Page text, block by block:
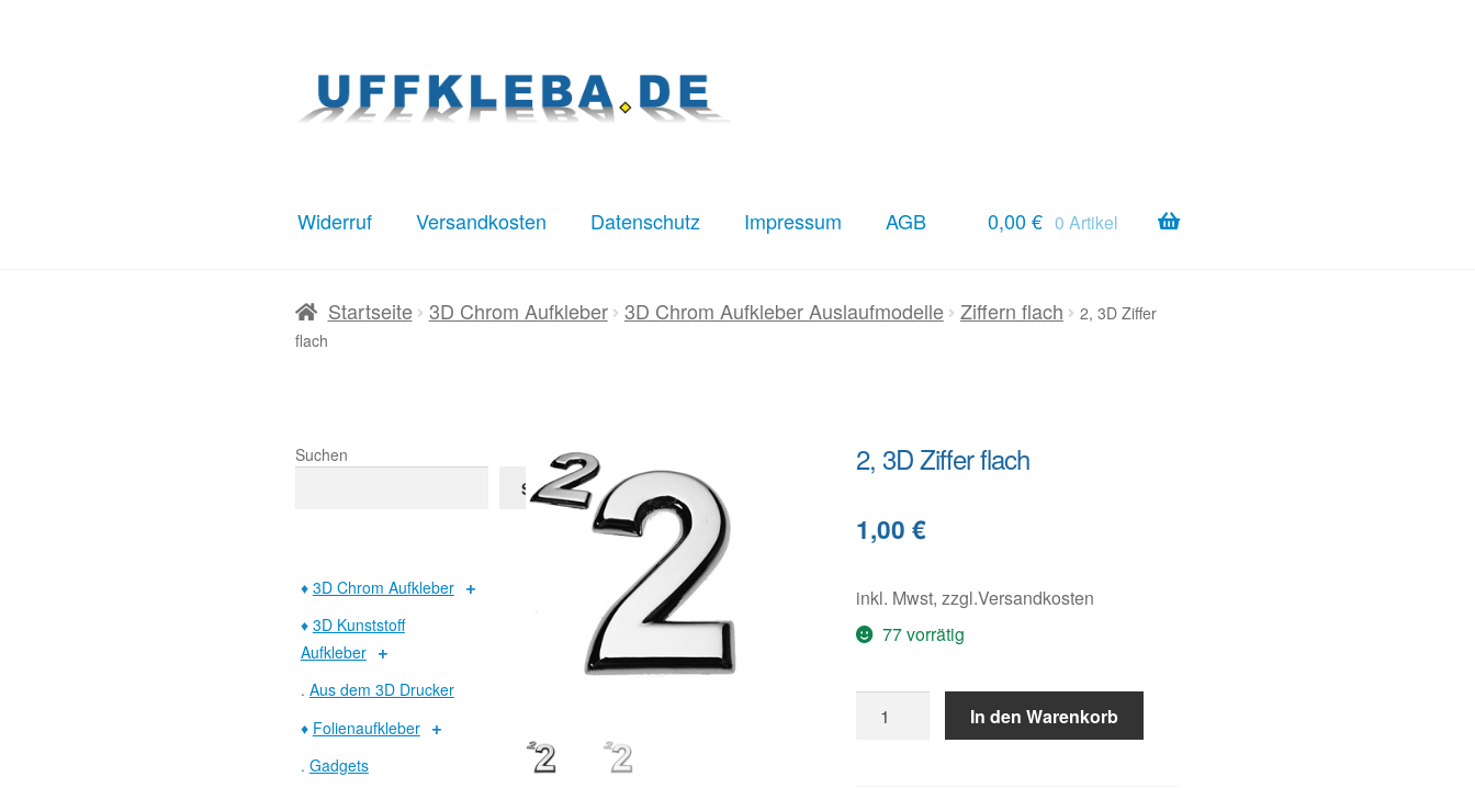
Navigation
springen
Inhalt
springen
Widerruf Versandkosten Datenschutz Impressum AGB
StartAGB DatenschutzImpressumKasse Mein KontoVersandkosten
0,00€ 0 Artikel
Startseite 3D Chrom Aufkleber 3D Chrom Aufkleber Auslaufmodelle Ziffern flach
2, 3D Ziffer
flach
2, 3D Ziffer flach
1,00 €
inkl. Mwst, zzgl.Versandkosten
77 vorrätig
In den Warenkorb
Suchen
Suchen
♦ 3D Chrom Aufkleber
♦ 3D Kunststoff
Aufkleber
. Aus dem 3D Drucker
♦ Folienaufkleber
. Gadgets